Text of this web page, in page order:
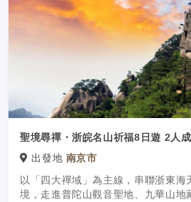
聖境尋禪・浙皖名山祈福8日遊 2人成
出發地 南京市
以「四大禪域」為主線，串聯浙東海
境，走進普陀山觀音聖地、九華山地